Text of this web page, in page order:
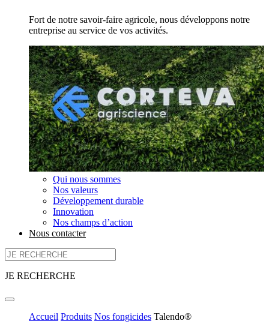
Fort de notre savoir-faire agricole, nous développons notre
entreprise au service de vos activités.
Qui nous sommes
Nos valeurs
Développement durable
Innovation
Nos champs d’action
Nous contacter
JE RECHERCHE
Accueil Produits Nos fongicides Talendo®